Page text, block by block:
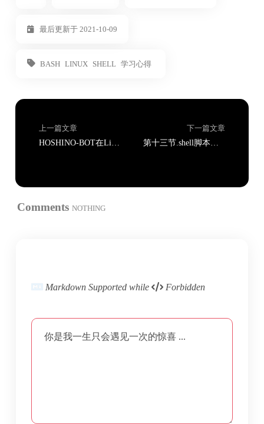
最后更新于 2021-10-09
BASH LINUX SHELL 学习心得
上一篇文章
HOSHINO-BOT在Linux系统上的搭建心得
下一篇文章
第十三节.shell脚本学习（二）
Comments NOTHING
Markdown Supported while Forbidden
你是我一生只会遇见一次的惊喜 ...